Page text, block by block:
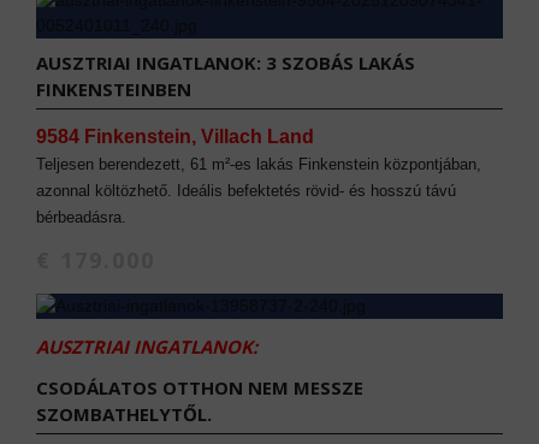
AUSZTRIAI INGATLANOK: 3 SZOBÁS LAKÁS
FINKENSTEINBEN
9584 Finkenstein, Villach Land
Teljesen berendezett, 61 m²-es lakás Finkenstein központjában,
azonnal költözhető. Ideális befektetés rövid- és hosszú távú
bérbeadásra.
AUSZTRIAI INGATLANOK:
CSODÁLATOS OTTHON NEM MESSZE
SZOMBATHELYTŐL.